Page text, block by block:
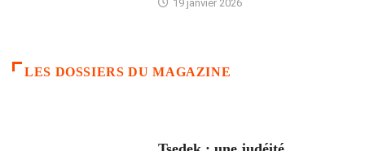
19 janvier 2026
LES DOSSIERS DU MAGAZINE